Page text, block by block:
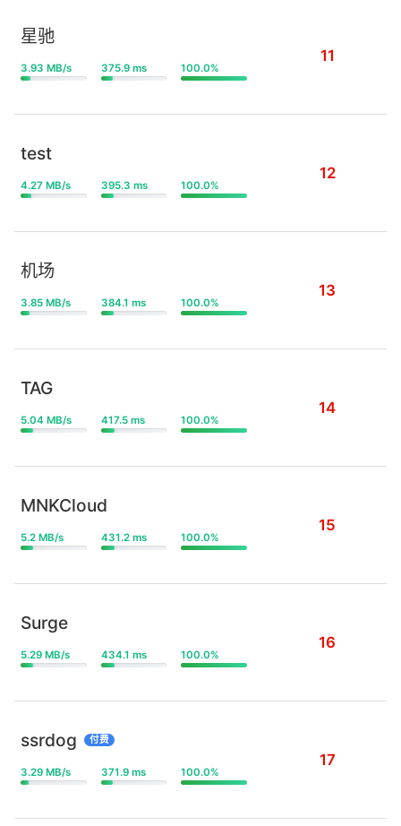
星驰
3.93 MB/s 375.9 ms 100.0%
11
test
4.27 MB/s 395.3 ms 100.0%
12
机场
3.85 MB/s 384.1 ms 100.0%
13
TAG
5.04 MB/s 417.5 ms 100.0%
14
MNKCloud
5.2 MB/s 431.2 ms 100.0%
15
Surge
5.29 MB/s 434.1 ms 100.0%
16
ssrdog 付费
3.29 MB/s 371.9 ms 100.0%
17